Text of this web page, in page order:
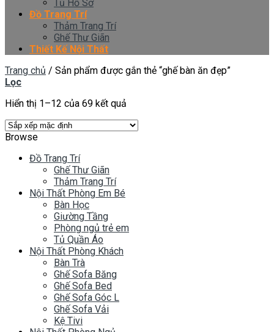
Tủ Hồ Sơ
Đồ Trang Trí
Thảm Trang Trí
Ghế Thư Giãn
Thiết Kế Nội Thất
Trang chủ / Sản phẩm được gắn thẻ “ghế bàn ăn đẹp”
Lọc
Hiển thị 1–12 của 69 kết quả
Browse
Đồ Trang Trí
Ghế Thư Giãn
Thảm Trang Trí
Nội Thất Phòng Em Bé
Bàn Học
Giường Tầng
Phòng ngủ trẻ em
Tủ Quần Áo
Nội Thất Phòng Khách
Bàn Trà
Ghế Sofa Băng
Ghế Sofa Bed
Ghế Sofa Góc L
Ghế Sofa Vải
Kệ Tivi